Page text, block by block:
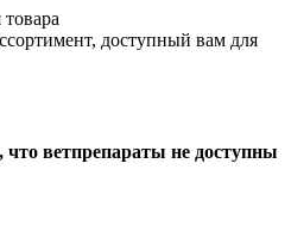
доступный вам для
ветпрепараты не доступны